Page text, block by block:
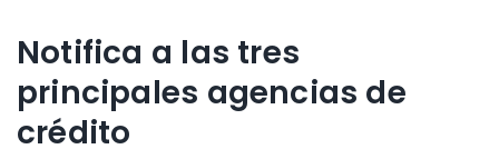
Notifica a las tres
principales agencias de
crédito